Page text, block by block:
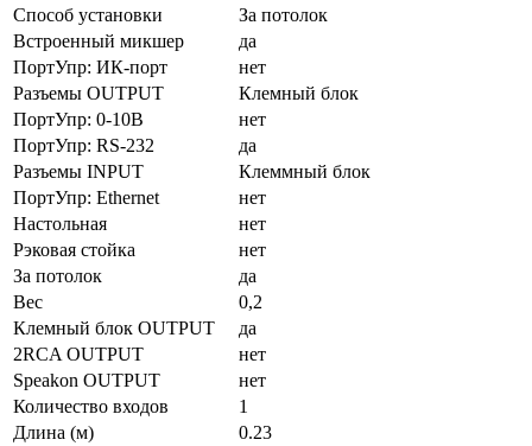
Способ установки
За потолок
Встроенный микшер
да
ПортУпр: ИК-порт
нет
Разъемы OUTPUT
Клемный блок
ПортУпр: 0-10В
нет
ПортУпр: RS-232
да
Разъемы INPUT
Клеммный блок
ПортУпр: Ethernet
нет
Настольная
нет
Рэковая стойка
нет
За потолок
да
Вес
0,2
Клемный блок OUTPUT
да
2RCA OUTPUT
нет
Speakon OUTPUT
нет
Количество входов
1
Длина (м)
0.23